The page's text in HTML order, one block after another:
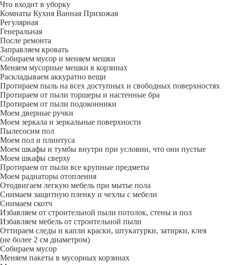
Что входит в уборку
Регу­лярная
Гене­ральная
После ремонта
Заправляем кровать
Собираем мусор и меняем мешки
Меняем мусорные мешки в корзинах
Раскладываем аккуратно вещи
Протираем пыль на всех доступных и свободных поверхностях
Протираем от пыли торшеры и настенные бра
Протираем от пыли подоконники
Моем дверные ручки
Моем зеркала и зеркальные поверхности
Пылесосим пол
Моем пол и плинтуса
Моем шкафы и тумбы внутри при условии, что они пустые
Моем шкафы сверху
Протираем от пыли все крупные предметы
Моем радиаторы отопления
Отодвигаем легкую мебель при мытье пола
Снимаем защитную пленку и чехлы с мебели
Снимаем скотч
Избавляем от строительной пыли потолок, стены и пол
Избавляем мебель от строительной пыли
Оттираем следы и капли краски, штукатурки, затирки, клея
(не более 2 см диаметром)
Собираем мусор
Меняем пакеты в мусорных корзинах